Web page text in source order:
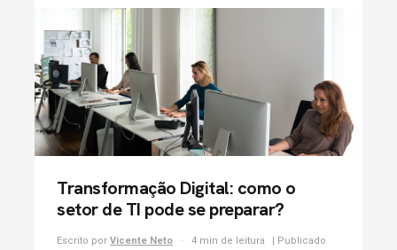
Transformação Digital: como o
setor de TI pode se preparar?
Escrito por Vicente Neto 4 min de leitura
| Publicado